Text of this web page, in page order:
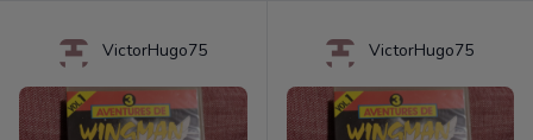
VictorHugo75 VictorHugo75